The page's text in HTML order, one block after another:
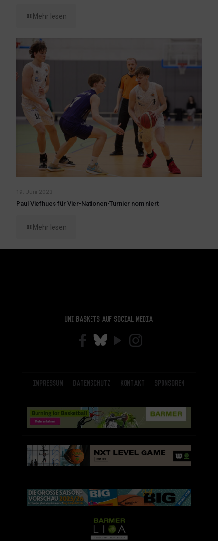
Mehr lesen
19. Juni 2023
Paul Viefhues für Vier-Nationen-Turnier nominiert
Mehr lesen
Uni Baskets auf Social Media
Impressum Datenschutz Kontakt Sponsoren